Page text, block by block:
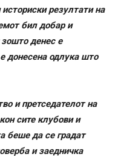
резултати на
бил добар и
зошто денес е
донесена одлука што
и претседателот на
сите клубови и
беше да се градат
и заедничка